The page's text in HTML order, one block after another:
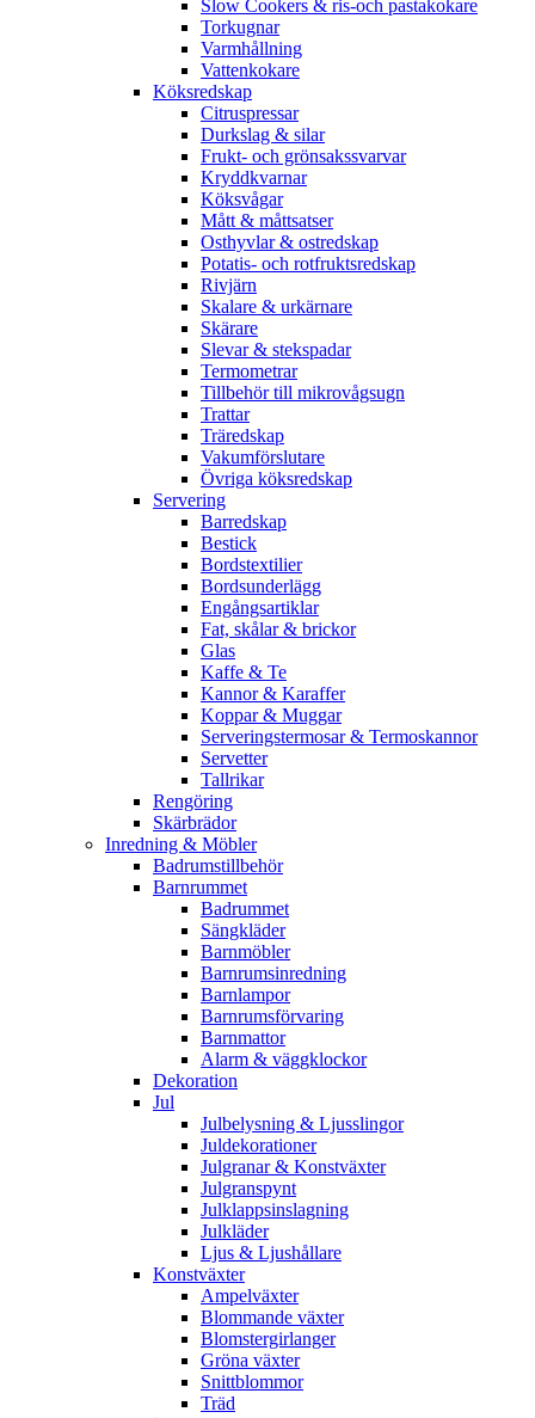
Slow Cookers & ris-och pastakokare
Torkugnar
Varmhållning
Vattenkokare
Köksredskap
Citruspressar
Durkslag & silar
Frukt- och grönsakssvarvar
Kryddkvarnar
Köksvågar
Mått & måttsatser
Osthyvlar & ostredskap
Potatis- och rotfruktsredskap
Rivjärn
Skalare & urkärnare
Skärare
Slevar & stekspadar
Termometrar
Tillbehör till mikrovågsugn
Trattar
Träredskap
Vakumförslutare
Övriga köksredskap
Servering
Barredskap
Bestick
Bordstextilier
Bordsunderlägg
Engångsartiklar
Fat, skålar & brickor
Glas
Kaffe & Te
Kannor & Karaffer
Koppar & Muggar
Serveringstermosar & Termoskannor
Servetter
Tallrikar
Rengöring
Skärbrädor
Inredning & Möbler
Badrumstillbehör
Barnrummet
Badrummet
Sängkläder
Barnmöbler
Barnrumsinredning
Barnlampor
Barnrumsförvaring
Barnmattor
Alarm & väggklockor
Dekoration
Jul
Julbelysning & Ljusslingor
Juldekorationer
Julgranar & Konstväxter
Julgranspynt
Julklappsinslagning
Julkläder
Ljus & Ljushållare
Konstväxter
Ampelväxter
Blommande växter
Blomstergirlanger
Gröna växter
Snittblommor
Träd